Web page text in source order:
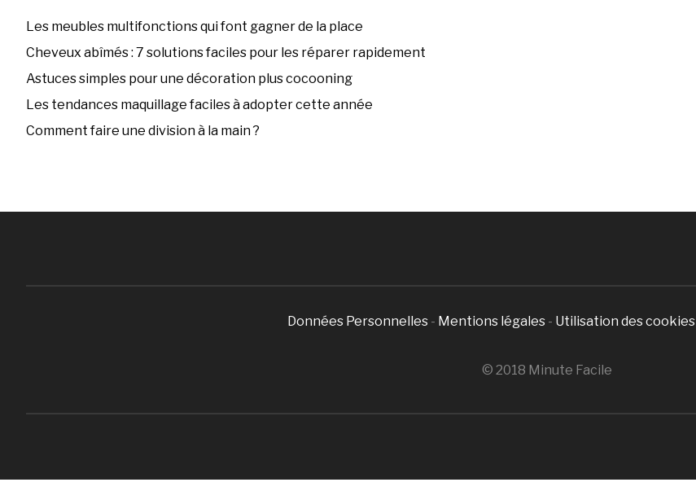
Les meubles multifonctions qui font gagner de la place
Cheveux abîmés : 7 solutions faciles pour les réparer rapidement
Astuces simples pour une décoration plus cocooning
Les tendances maquillage faciles à adopter cette année
Comment faire une division à la main ?
Données Personnelles - Mentions légales - Utilisation des cookies
© 2018 Minute Facile